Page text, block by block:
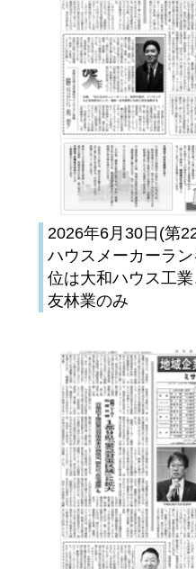
2026年6月30日(第
ハウスメーカーラ
位は大和ハウス工
友林業のみ